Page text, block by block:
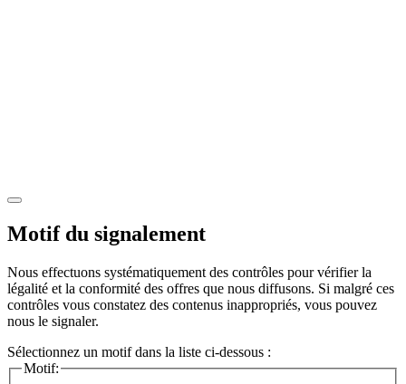
Motif du signalement
Nous effectuons systématiquement des contrôles pour vérifier la
légalité et la conformité des offres que nous diffusons. Si malgré ces
contrôles vous constatez des contenus inappropriés, vous pouvez
nous le signaler.
Sélectionnez un motif dans la liste ci-dessous :
Motif: